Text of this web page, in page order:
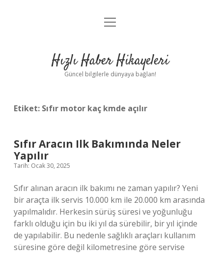
Anasayfa
Yasal Uyarı
menüyü
Hızlı Haber Hikayeleri
Güncel bilgilerle dünyaya bağlan!
Etiket: Sıfır motor kaç kmde açılır
Sıfır Aracın Ilk Bakımında Neler
Yapılır
Tarih: Ocak 30, 2025
Sıfır alınan aracın ilk bakımı ne zaman yapılır? Yeni
bir araçta ilk servis 10.000 km ile 20.000 km arasında
yapılmalıdır. Herkesin sürüş süresi ve yoğunluğu
farklı olduğu için bu iki yıl da sürebilir, bir yıl içinde
de yapılabilir. Bu nedenle sağlıklı araçları kullanım
süresine göre değil kilometresine göre servise